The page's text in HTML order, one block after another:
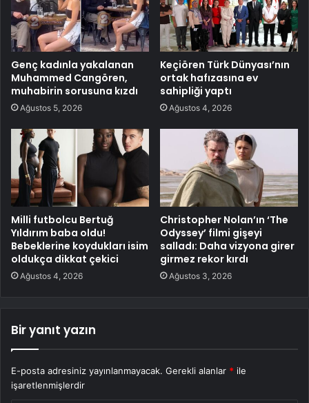
Genç kadınla yakalanan
Muhammed Cangören,
muhabirin sorusuna kızdı
Ağustos 5, 2026
Keçiören Türk Dünyası’nın
ortak hafızasına ev
sahipliği yaptı
Ağustos 4, 2026
Milli futbolcu Bertuğ
Yıldırım baba oldu!
Bebeklerine koydukları isim
oldukça dikkat çekici
Ağustos 4, 2026
Christopher Nolan’ın ‘The
Odyssey’ filmi gişeyi
salladı: Daha vizyona girer
girmez rekor kırdı
Ağustos 3, 2026
Bir yanıt yazın
E-posta adresiniz yayınlanmayacak. Gerekli alanlar * ile
işaretlenmişlerdir